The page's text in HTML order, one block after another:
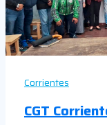
Corrientes
CGT